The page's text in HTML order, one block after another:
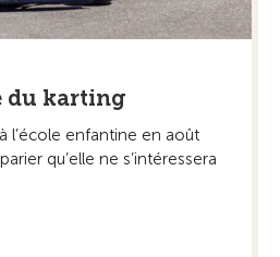
du karting
l’école enfantine en août
qu’elle ne s’intéressera